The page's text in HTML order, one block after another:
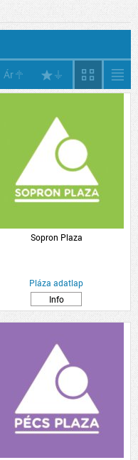
Ár
Sopron Plaza
Pláza adatlap
Info